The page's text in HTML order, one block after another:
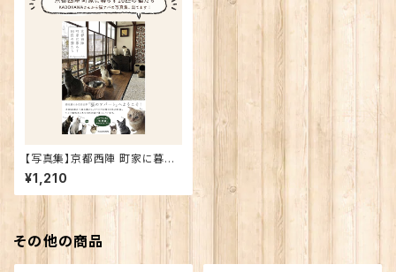
【写真集】京都西陣 町家に暮ら
す16匹の猫たち 単行本 –KAD
OKAWA-
¥1,210
その他の商品